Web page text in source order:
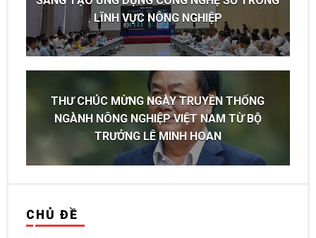
LĨNH VỰC NÔNG NGHIỆP
THƯ CHÚC MỪNG NGÀY TRUYỀN THỐNG
NGÀNH NÔNG NGHIỆP VIỆT NAM TỪ BỘ
TRƯỞNG LÊ MINH HOAN
CHỦ ĐỀ